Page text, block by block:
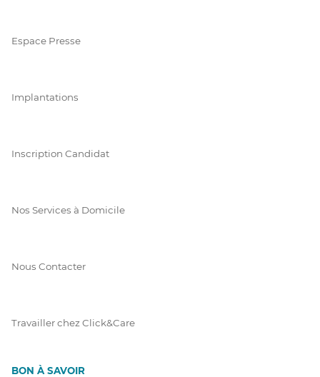
Espace Presse
Implantations
Inscription Candidat
Nos Services à Domicile
Nous Contacter
Travailler chez Click&Care
BON À SAVOIR